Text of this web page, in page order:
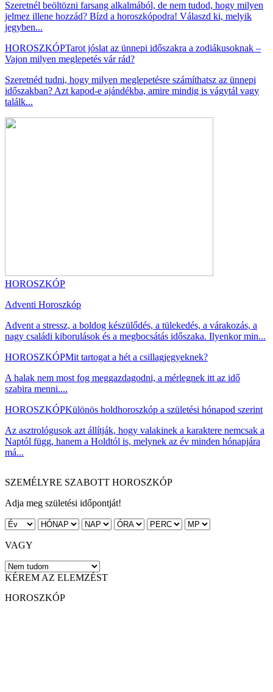
Szeretnél beöltözni farsang alkalmából, de nem tudod, hogy milyen
jelmez illene hozzád? Bízd a horoszkópodra! Válaszd ki, melyik
jegyben...
HOROSZKÓPTarot jóslat az ünnepi időszakra a zodiákusoknak –
Vajon milyen meglepetés vár rád?
Szeretnéd tudni, hogy milyen meglepetésre számíthatsz az ünnepi
időszakban? Azt kapod-e ajándékba, amire mindig is vágytál vagy
találk...
HOROSZKÓP
Adventi Horoszkóp
Advent a stressz, a boldog készülődés, a tülekedés, a várakozás, a
nagy családi kiborulások és a megbocsátás időszaka. Ilyenkor min...
HOROSZKÓPMit tartogat a hét a csillagjegyeknek?
A halak nem most fog meggazdagodni, a mérlegnek itt az idő
szabira menni....
HOROSZKÓPKülönös holdhoroszkóp a születési hónapod szerint
Az asztrológusok azt állítják, hogy valakinek a karaktere nemcsak a
Naptól függ, hanem a Holdtól is, melynek az év minden hónapjára
má...
SZEMÉLYRE SZABOTT HOROSZKÓP
Adja meg születési időpontját!
VAGY
KÉREM AZ ELEMZÉST
HOROSZKÓP